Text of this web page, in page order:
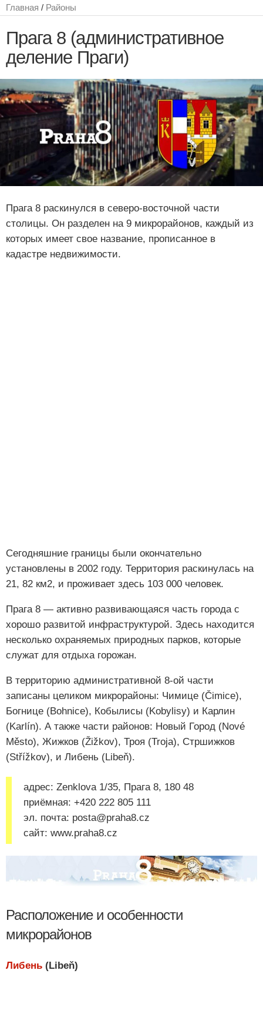
Главная / Районы
Прага 8 (административное
деление Праги)
Прага 8 раскинулся в северо-восточной части
столицы. Он разделен на 9 микрорайонов, каждый из
которых имеет свое название, прописанное в
кадастре недвижимости.
Сегодняшние границы были окончательно
установлены в 2002 году. Территория раскинулась на
21, 82 км2, и проживает здесь 103 000 человек.
Прага 8 — активно развивающаяся часть города с
хорошо развитой инфраструктурой. Здесь находится
несколько охраняемых природных парков, которые
служат для отдыха горожан.
В территорию административной 8-ой части
записаны целиком микрорайоны: Чимице (Čimice),
Богнице (Bohnice), Кобылисы (Kobylisy) и Карлин
(Karlín). А также части районов: Новый Город (Nové
Město), Жижков (Žižkov), Троя (Troja), Стршижков
(Střížkov), и Либень (Libeň).
адрес: Zenklova 1/35, Прага 8, 180 48
приёмная: +420 222 805 111
эл. почта: posta@praha8.cz
сайт: www.praha8.cz
Расположение и особенности
микрорайонов
Либень (Libeň)